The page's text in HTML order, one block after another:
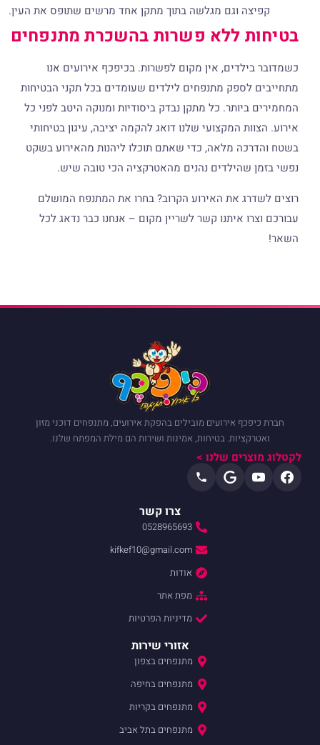
וגם מגלשה בתוך מתקן אחד מרשים שתופס את העין.
ללא פשרות בהשכרת מתנפחים
אין מקום לפשרות. בכיפכף אירועים אנו
לספק מתנפחים לילדים שעומדים בכל תקני הבטיחות
ביותר. כל מתקן נבדק ביסודיות ומנוקה היטב לפני כל
המקצועי שלנו דואג להקמה יציבה, עיגון בטיחותי
מלאה, כדי שאתם תוכלו ליהנות מהאירוע בשקט
שהילדים נהנים מהאטרקציה הכי טובה שיש.
את האירוע הקרוב? בחרו את המתנפח המושלם
איתנו קשר לשריין מקום – אנחנו כבר נדאג לכל
אירועים מובילים בהפקת אירועים, מתנפחים דוכני מזון
בטיחות, אמינות ושירות הם מילת המפתח שלנו.
שלנו >
0528965693
kifkef10@gmail.com
מדיניות הפרטיות
מתנפחים בצפון
מתנפחים בחיפה
מתנפחים בקריות
מתנפחים בתל אביב